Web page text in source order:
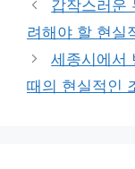
리
갑작스러운
려해야 할 현실
세종시에서
때의 현실적인